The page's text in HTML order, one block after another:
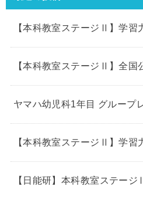
【本科教室ステージⅡ】学習
【本科教室ステージⅡ】全国
ヤマハ幼児科1年目 グループ
【本科教室ステージⅡ】学習
【日能研】本科教室ステー